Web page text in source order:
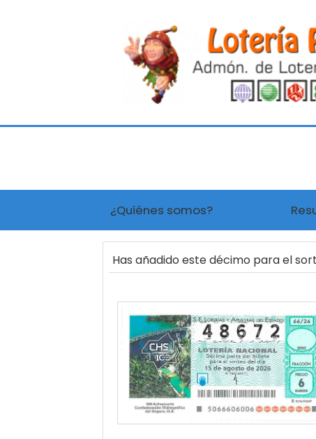
¿Quiénes somos?
Has añadido este décimo para el